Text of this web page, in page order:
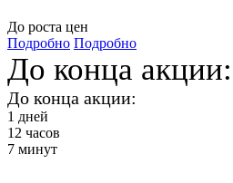
До роста цен
Подробно Подробно
До конца акции:
До конца акции:
1 дней
12 часов
7 минут